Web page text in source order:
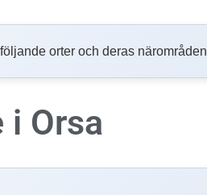
orter och deras
i Orsa